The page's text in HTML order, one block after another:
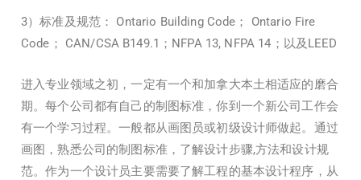
3）标准及规范： Ontario Building Code； Ontario Fire
Code； CAN/CSA B149.1；NFPA 13, NFPA 14；以及LEED
进入专业领域之初，一定有一个和加拿大本土相适应的磨合
期。每个公司都有自己的制图标准，你到一个新公司工作会
有一个学习过程。一般都从画图员或初级设计师做起。通过
画图，熟悉公司的制图标准，了解设计步骤,方法和设计规
范。作为一个设计员主要需要了解工程的基本设计程序，从